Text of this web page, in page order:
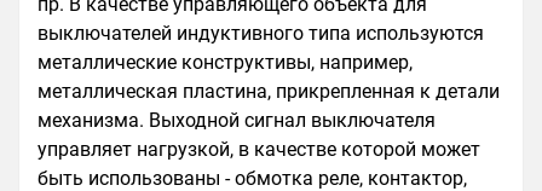
выключателей индуктивного типа используются
металлические конструктивы, например,
металлическая пластина, прикрепленная к детали
механизма. Выходной сигнал выключателя
управляет нагрузкой, в качестве которой может
быть использованы - обмотка реле, контактор,